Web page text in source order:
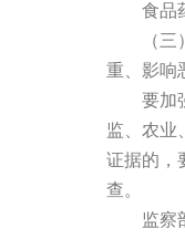
食品药
（三）
重、影响
要加强
监、农业
证据的，
查。
监察部